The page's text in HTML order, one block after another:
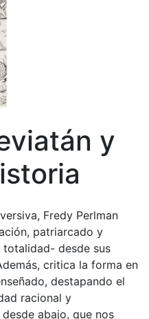
y
Fredy Perlman
patriarcado y
totalidad- desde sus
critica la forma en
destapando el
racional y
abajo, que nos